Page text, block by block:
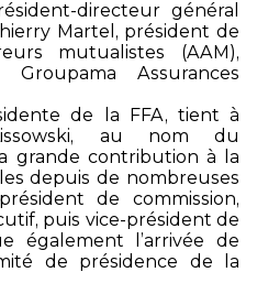
directeur général
Martel, président de
mutualistes (AAM),
Assurances
de la FFA, tient à
au nom du
grande contribution à la
depuis de nombreuses
de commission,
puis vice-président de
également l’arrivée de
de présidence de la